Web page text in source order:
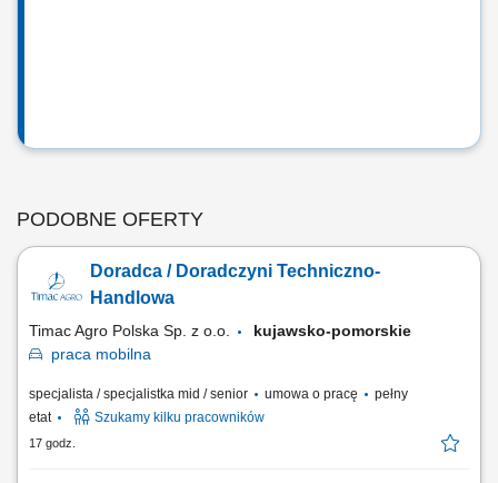
PODOBNE OFERTY
Doradca / Doradczyni Techniczno-
Handlowa
Timac Agro Polska Sp. z o.o.
kujawsko-pomorskie
praca mobilna
specjalista / specjalistka mid / senior umowa o pracę
pełny
etat
Szukamy kilku pracowników
17 godz.